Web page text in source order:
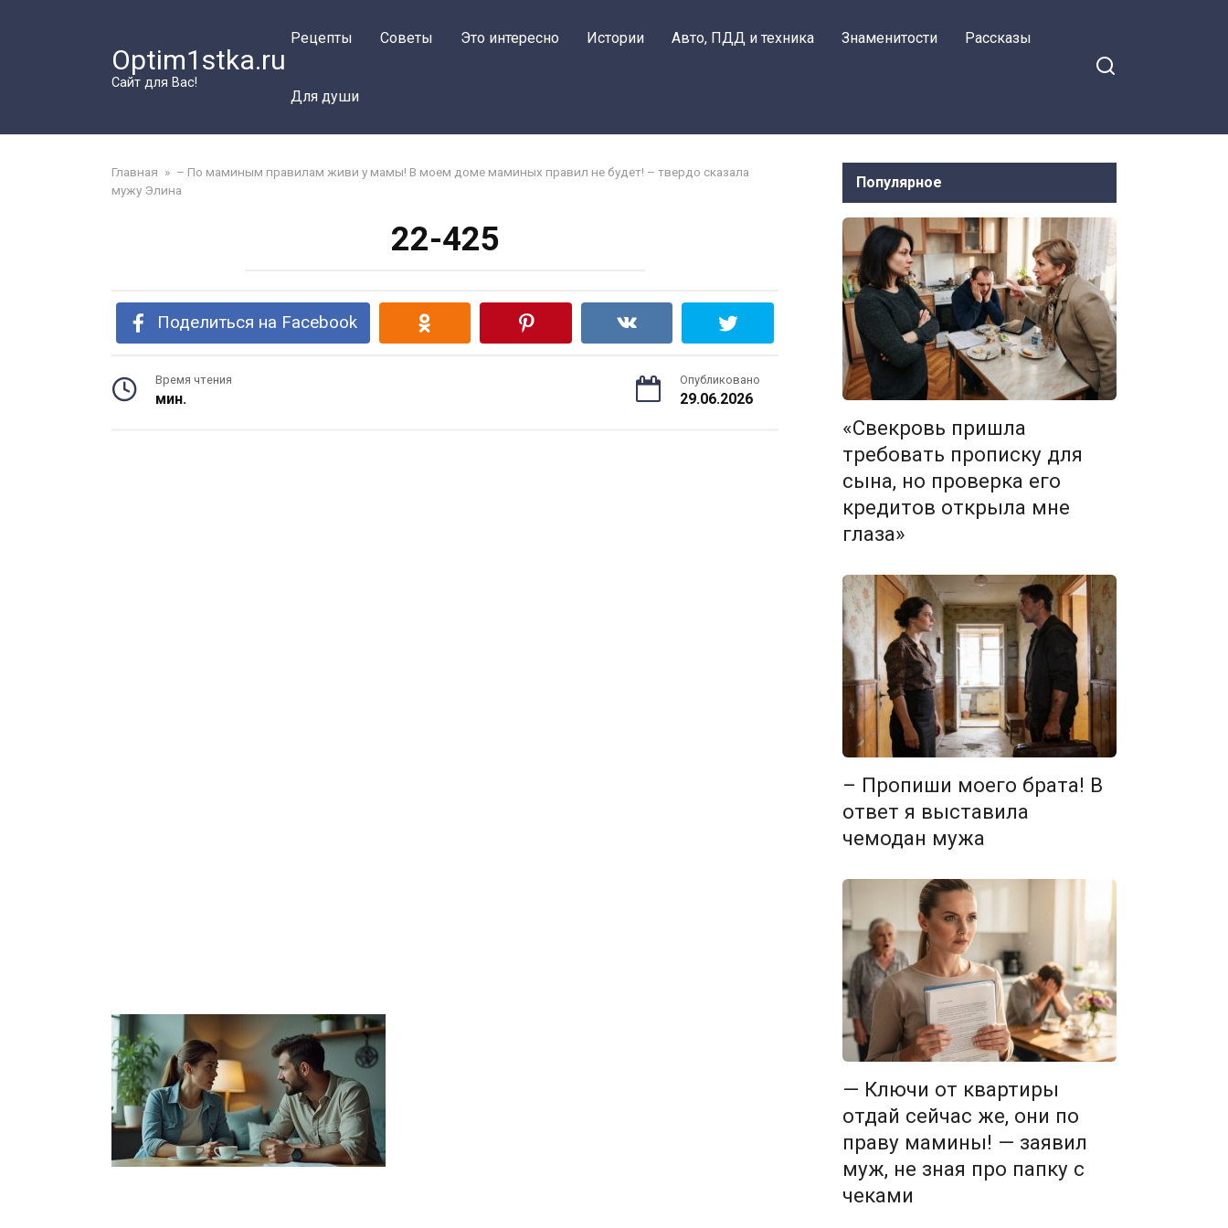
Optim1stka.ru
Сайт для Вас!
Рецепты Советы Это интересно Истории Авто, ПДД и техника Знаменитости Рассказы
Для души
Главная » – По маминым правилам живи у мамы! В моем доме маминых правил не будет! – твердо сказала
мужу Элина
22-425
Поделиться на Facebook
Время чтения
мин.
Опубликовано
29.06.2026
Популярное
«Свекровь пришла
требовать прописку для
сына, но проверка его
кредитов открыла мне
глаза»
– Пропиши моего брата! В
ответ я выставила
чемодан мужа
— Ключи от квартиры
отдай сейчас же, они по
праву мамины! — заявил
муж, не зная про папку с
чеками